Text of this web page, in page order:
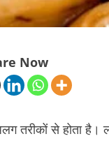
Now
तरीकों से होता है।